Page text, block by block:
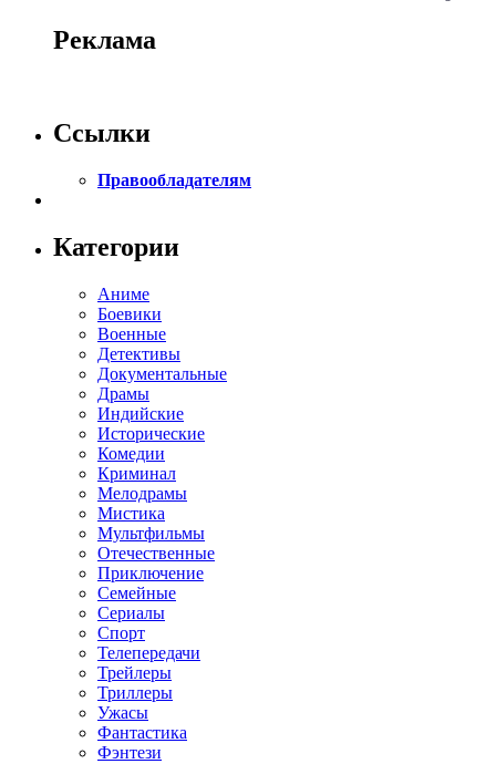
Реклама
Ссылки
Правообладателям
Категории
Аниме
Боевики
Военные
Детективы
Документальные
Драмы
Индийские
Исторические
Комедии
Криминал
Мелодрамы
Мистика
Мультфильмы
Отечественные
Приключение
Семейные
Сериалы
Спорт
Телепередачи
Трейлеры
Триллеры
Ужасы
Фантастика
Фэнтези